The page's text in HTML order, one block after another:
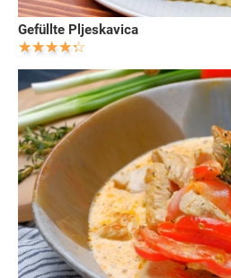
Gefüllte Pljeskavica